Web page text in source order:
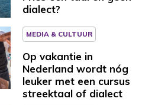
dialect?
MEDIA & CULTUUR
Op vakantie in
Nederland wordt nóg
leuker met een cursus
streektaal of dialect